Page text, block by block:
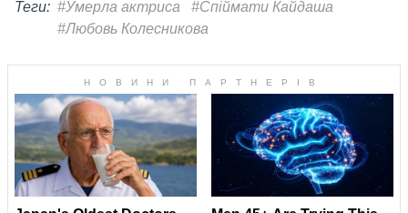
Теги: #Умерла актриса
#Спіймати Кайдаша
#Любовь Колесникова